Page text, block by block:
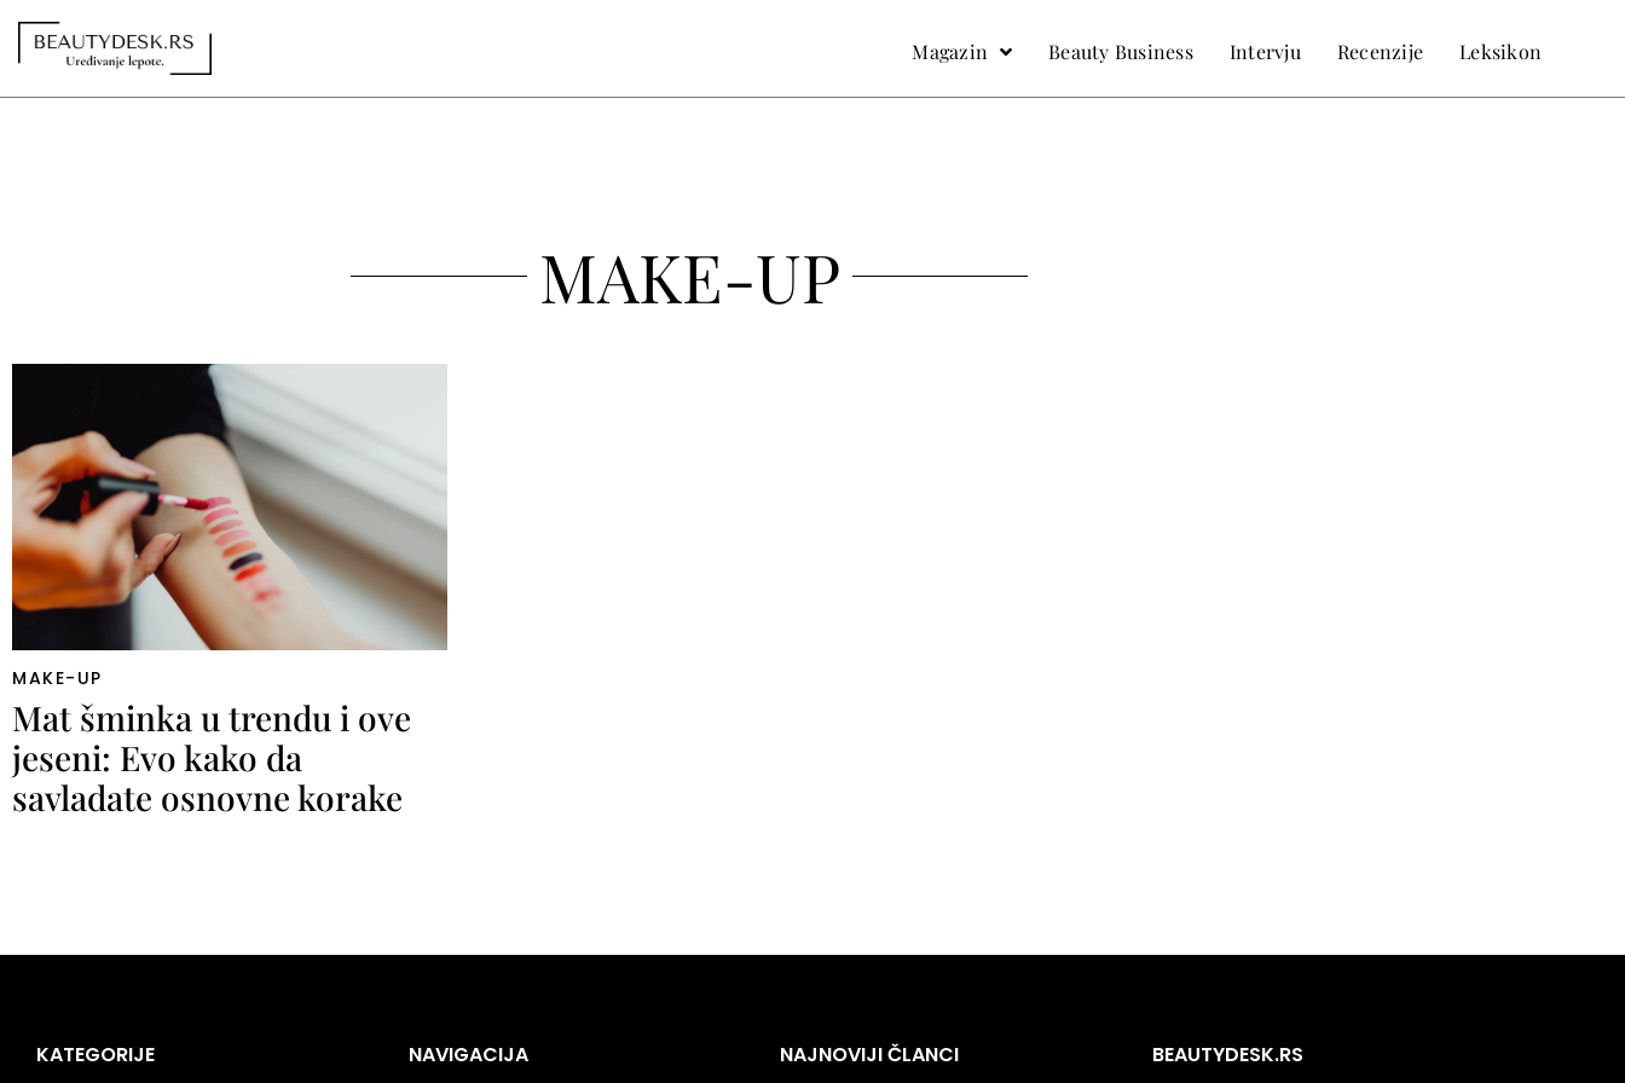
Redakcija
Magazin Beauty Business Intervju Recenzije Leksikon
MAKE-UP
MAKE-UP
Mat šminka u trendu i ove
jeseni: Evo kako da
savladate osnovne korake
KATEGORIJE NAVIGACIJA NAJNOVIJI ČLANCI BEAUTYDESK.RS